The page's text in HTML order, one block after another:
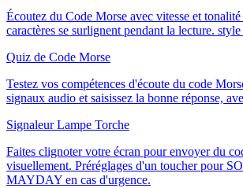
Écoutez du Code Morse avec vitesse et
caractères se surlignent pendant la lecture.
Quiz de Code Morse
Testez vos compétences d'écoute du code
signaux audio et saisissez la bonne réponse,
Signaleur Lampe Torche
Faites clignoter votre écran pour envoyer du
visuellement. Préréglages d'un toucher pour
MAYDAY en cas d'urgence.